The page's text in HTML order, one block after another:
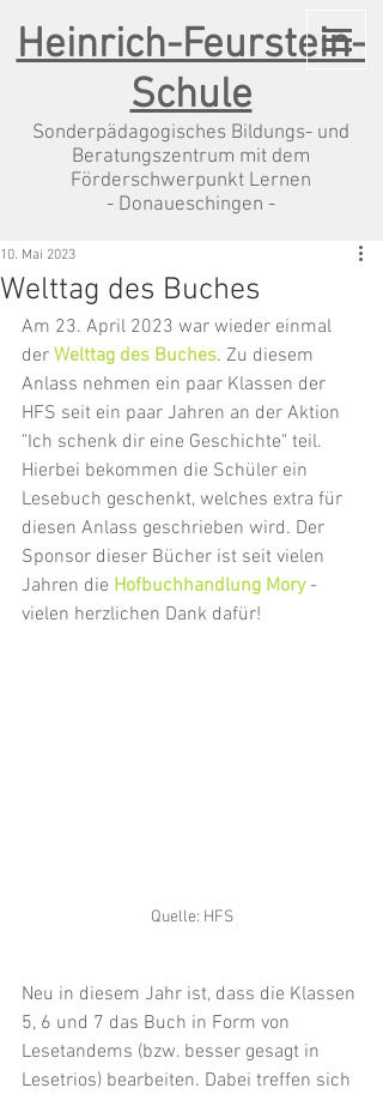
Heinrich-Feurstein-
Schule
Sonderpädagogisches Bildungs- und
Beratungszentrum mit dem
Förderschwerpunkt Lernen
- Donaueschingen -
Welttag des Buches
10. Mai 2023
Am 23. April 2023 war wieder einmal
der Welttag des Buches. Zu diesem
Anlass nehmen ein paar Klassen der
HFS seit ein paar Jahren an der Aktion
"Ich schenk dir eine Geschichte" teil.
Hierbei bekommen die Schüler ein
Lesebuch geschenkt, welches extra für
diesen Anlass geschrieben wird. Der
Sponsor dieser Bücher ist seit vielen
Jahren die Hofbuchhandlung Mory -
vielen herzlichen Dank dafür!
Quelle: HFS
Neu in diesem Jahr ist, dass die Klassen
5, 6 und 7 das Buch in Form von
Lesetandems (bzw. besser gesagt in
Lesetrios) bearbeiten. Dabei treffen sich